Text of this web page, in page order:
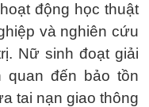
động học thuật
và nghiên cứu
Nữ sinh đoạt giải
quan đến bảo tồn
tai nạn giao thông